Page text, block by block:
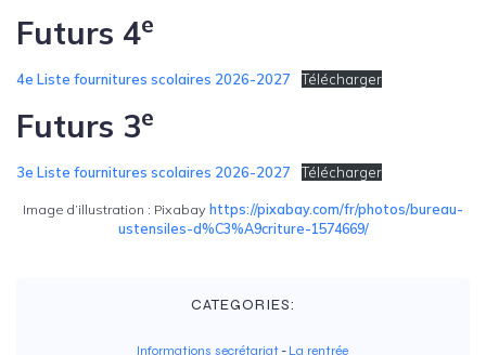
Futurs 4e
4e Liste fournitures scolaires 2026-2027 Télécharger
Futurs 3e
3e Liste fournitures scolaires 2026-2027 Télécharger
Image d’illustration : Pixabay https://pixabay.com/fr/photos/bureau-
ustensiles-d%C3%A9criture-1574669/
CATEGORIES:
Informations secrétariat - La rentrée